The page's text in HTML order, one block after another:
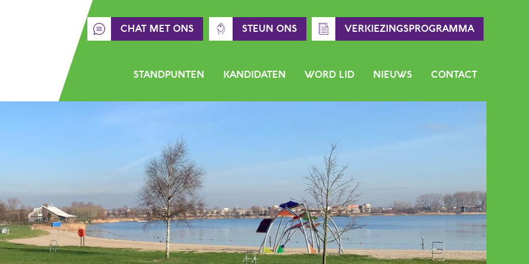
CHAT MET ONS STEUN ONS VERKIEZINGSPROGRAMMA
STANDPUNTEN KANDIDATEN WORD LID NIEUWS CONTACT